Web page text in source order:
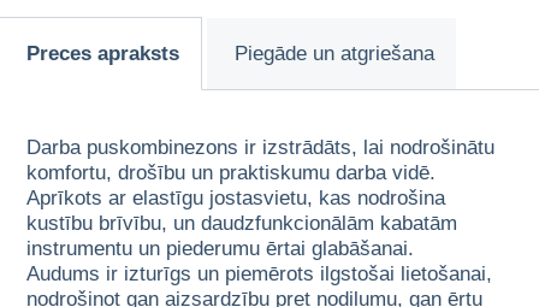
Preces apraksts Piegāde un atgriešana
Darba puskombinezons ir izstrādāts, lai nodrošinātu
komfortu, drošību un praktiskumu darba vidē.
Aprīkots ar elastīgu jostasvietu, kas nodrošina
kustību brīvību, un daudzfunkcionālām kabatām
instrumentu un piederumu ērtai glabāšanai.
Audums ir izturīgs un piemērots ilgstošai lietošanai,
nodrošinot gan aizsardzību pret nodilumu, gan ērtu